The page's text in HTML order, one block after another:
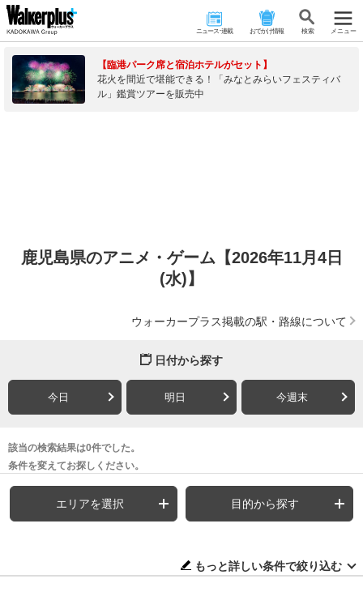
ニュース･連載 おでかけ情報 検 索 メニュー
【臨港パーク席と宿泊ホテルがセット】
花火を間近で堪能できる！「みなとみらいフェスティバ
ル」鑑賞ツアーを販売中
鹿児島県のアニメ・ゲーム【2026年11月4日
(水)】
ウォーカープラス掲載の駅・路線について
日付から探す
今日 明日 今週末
該当の検索結果は0件でした。
条件を変えてお探しください。
エリアを選択 目的から探す
もっと詳しい条件で絞り込む